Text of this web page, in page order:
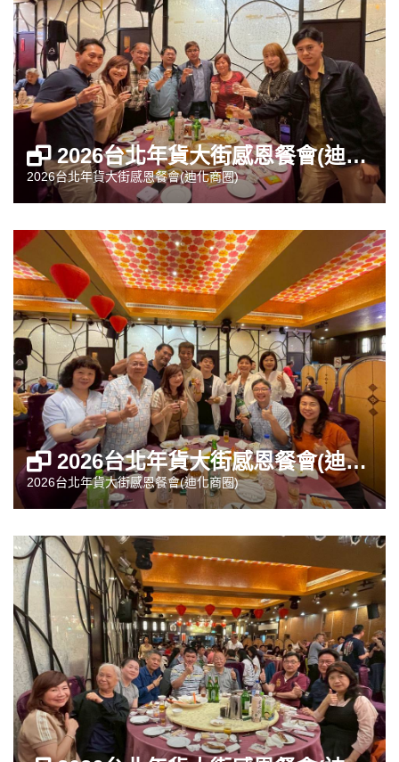
2026台北年貨大街感恩餐會(迪化商圈)
2026台北年貨大街感恩餐會(迪化商圈)
2026台北年貨大街感恩餐會(迪化商圈)
2026台北年貨大街感恩餐會(迪化商圈)